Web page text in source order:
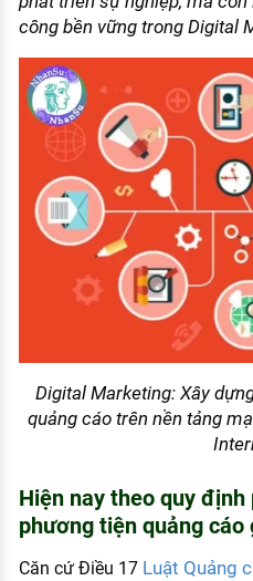
công bền vững trong Digital
Digital Marketing: Xây
quảng cáo trên nền tảng
Hiện nay theo quy
phương tiện quảng cáo
Căn cứ Điều 17 Luật Quảng